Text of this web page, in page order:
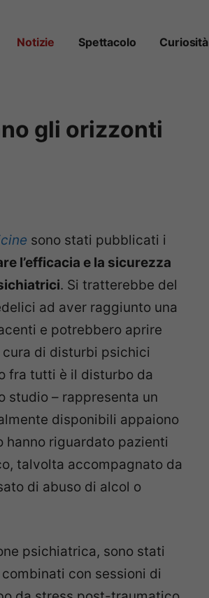
Notizie Spettacolo Curiosità
gli orizzonti
sono stati pubblicati i
l’efficacia e la sicurezza
. Si tratterebbe del
ad aver raggiunto una
e potrebbero aprire
di disturbi psichici
fra tutti è il disturbo da
studio – rappresenta un
disponibili appaiono
riguardato pazienti
talvolta accompagnato da
di abuso di alcol o
psichiatrica, sono stati
con sessioni di